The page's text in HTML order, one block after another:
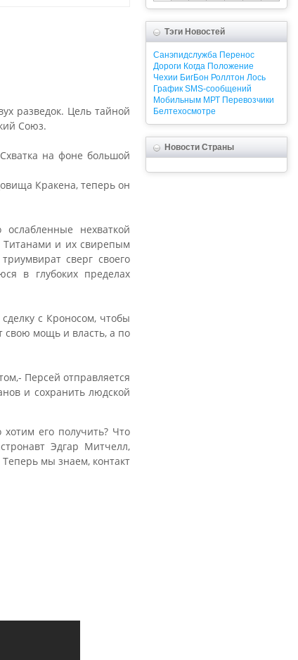
разведок. Цель тайной
Союз.
на фоне большой
Кракена, теперь он
нехваткой
и их свирепым
сверг своего
в глубоких пределах
с Кроносом, чтобы
свою мощь и власть, а по
Персей отправляется
и сохранить людской
его получить? Что
Эдгар Митчелл,
мы знаем, контакт
Тэги Новостей
Санэпидслужба Перенос
Дороги Когда Положение
Чехии БигБон Роллтон Лось
График SMS-сообщений
Мобильным МРТ Перевозчики
Белтехосмотре
Новости Страны